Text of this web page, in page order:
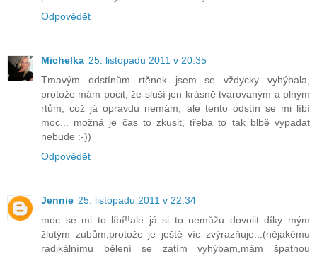
Odpovědět
Michelka 25. listopadu 2011 v 20:35
Tmavým odstínům rtěnek jsem se vždycky vyhýbala,
protože mám pocit, že sluší jen krásně tvarovaným a plným
rtům, což já opravdu nemám, ale tento odstín se mi líbí
moc... možná je čas to zkusit, třeba to tak blbě vypadat
nebude :-))
Odpovědět
Jennie 25. listopadu 2011 v 22:34
moc se mi to líbí!!ale já si to nemůžu dovolit díky mým
žlutým zubům,protože je ještě víc zvýrazňuje...(nějakému
radikálnímu bělení se zatím vyhýbám,mám špatnou